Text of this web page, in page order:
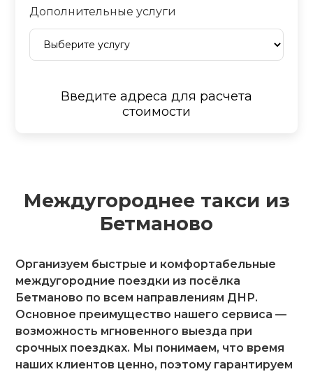
Дополнительные услуги
Введите адреса для расчета
стоимости
Междугороднее такси из
Бетманово
Организуем быстрые и комфортабельные
междугородние поездки из посёлка
Бетманово по всем направлениям ДНР.
Основное преимущество нашего сервиса —
возможность мгновенного выезда при
срочных поездках. Мы понимаем, что время
наших клиентов ценно, поэтому гарантируем